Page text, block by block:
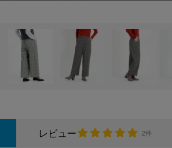
レビュー 2件